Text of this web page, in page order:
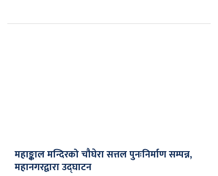
महाङ्काल मन्दिरको चौघेरा सत्तल पुनःनिर्माण सम्पन्न,
महानगरद्वारा उद्घाटन